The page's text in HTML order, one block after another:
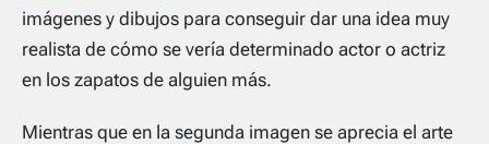
imágenes y dibujos para conseguir dar una idea muy
realista de cómo se vería determinado actor o actriz
en los zapatos de alguien más.
Mientras que en la segunda imagen se aprecia el arte